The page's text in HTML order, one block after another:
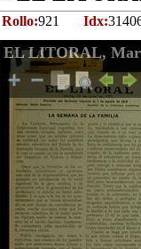
Rollo:921 Idx:
EL LITORAL,